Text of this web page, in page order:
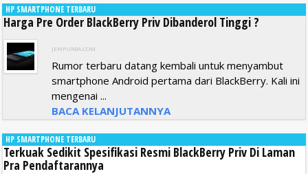
HP SMARTPHONE TERBARU
Harga Pre Order BlackBerry Priv Dibanderol Tinggi ?
JERIPURBA.COM
Rumor terbaru datang kembali untuk menyambut
smartphone Android pertama dari BlackBerry. Kali ini
mengenai ...
BACA KELANJUTANNYA
HP SMARTPHONE TERBARU
Terkuak Sedikit Spesifikasi Resmi BlackBerry Priv Di Laman
Pra Pendaftarannya